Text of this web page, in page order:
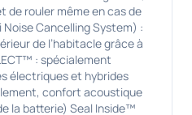
rouler même en cas de
Cancelling System) :
de l’habitacle grâce à
: spécialement
électriques et hybrides
confort acoustique
la batterie) Seal Inside™